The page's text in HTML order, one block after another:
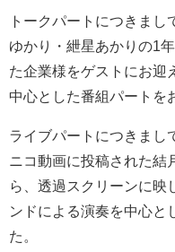
トークパートにつきまし
ゆかり・紲星あかりの1
た企業様をゲストにお迎
中心とした番組パートを
ライブパートにつきまし
ニコ動画に投稿された結
ら、透過スクリーンに映
ンドによる演奏を中心と
た。